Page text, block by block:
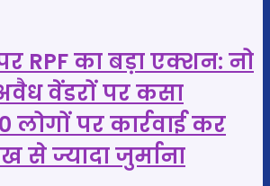
RPF का बड़ा एक्शन: नो
वेंडरों पर कसा
लोगों पर कार्रवाई कर
से ज्यादा जुर्माना